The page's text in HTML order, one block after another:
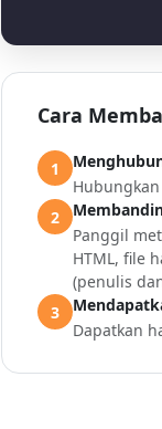
Cara
1
Hubungkan
2
Panggil
HTML, file
(penulis
3
Dapatkan